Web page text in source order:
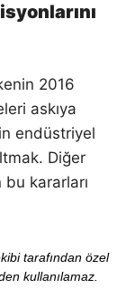
2016
askıya
endüstriyel
Diğer
kararları
tarafından özel
kullanılamaz.